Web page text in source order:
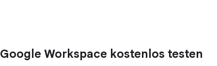
Google Workspace kostenlos testen